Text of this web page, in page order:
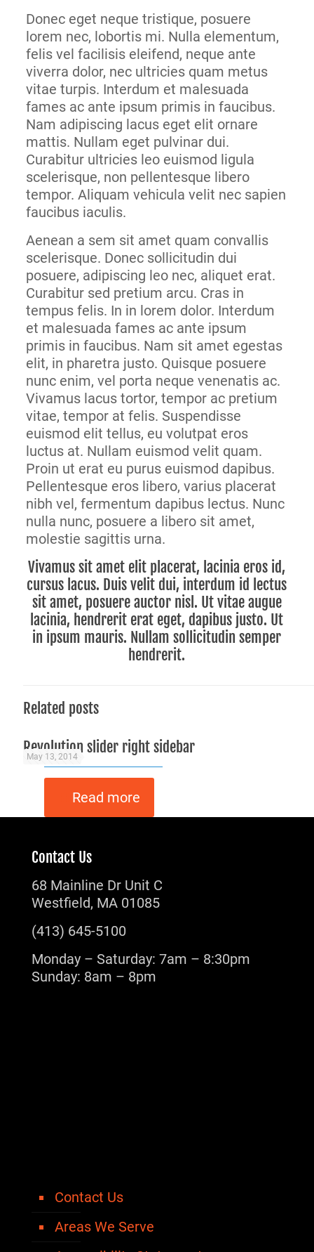
Donec eget neque tristique, posuere
lorem nec, lobortis mi. Nulla elementum,
felis vel facilisis eleifend, neque ante
viverra dolor, nec ultricies quam metus
vitae turpis. Interdum et malesuada
fames ac ante ipsum primis in faucibus.
Nam adipiscing lacus eget elit ornare
mattis. Nullam eget pulvinar dui.
Curabitur ultricies leo euismod ligula
scelerisque, non pellentesque libero
tempor. Aliquam vehicula velit nec sapien
faucibus iaculis.
Aenean a sem sit amet quam convallis
scelerisque. Donec sollicitudin dui
posuere, adipiscing leo nec, aliquet erat.
Curabitur sed pretium arcu. Cras in
tempus felis. In in lorem dolor. Interdum
et malesuada fames ac ante ipsum
primis in faucibus. Nam sit amet egestas
elit, in pharetra justo. Quisque posuere
nunc enim, vel porta neque venenatis ac.
Vivamus lacus tortor, tempor ac pretium
vitae, tempor at felis. Suspendisse
euismod elit tellus, eu volutpat eros
luctus at. Nullam euismod velit quam.
Proin ut erat eu purus euismod dapibus.
Pellentesque eros libero, varius placerat
nibh vel, fermentum dapibus lectus. Nunc
nulla nunc, posuere a libero sit amet,
molestie sagittis urna.
Vivamus sit amet elit placerat, lacinia eros id,
cursus lacus. Duis velit dui, interdum id lectus
sit amet, posuere auctor nisl. Ut vitae augue
lacinia, hendrerit erat eget, dapibus justo. Ut
in ipsum mauris. Nullam sollicitudin semper
hendrerit.
Related posts
May 13, 2014
Revolution slider right sidebar
Read more
Contact Us
68 Mainline Dr Unit C
Westfield, MA 01085
(413) 645-5100
Monday – Saturday: 7am – 8:30pm
Sunday: 8am – 8pm
Contact Us
Areas We Serve